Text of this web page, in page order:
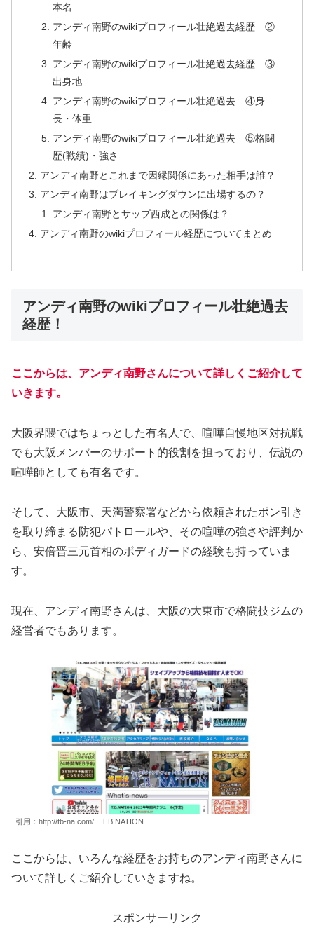
本名
アンディ南野のwikiプロフィール壮絶過去経歴 ②
年齢
アンディ南野のwikiプロフィール壮絶過去経歴 ③
出身地
アンディ南野のwikiプロフィール壮絶過去 ④身
長・体重
アンディ南野のwikiプロフィール壮絶過去 ⑤格闘
歴(戦績)・強さ
アンディ南野とこれまで因縁関係にあった相手は誰？
アンディ南野はブレイキングダウンに出場するの？
アンディ南野とサップ西成との関係は？
アンディ南野のwikiプロフィール経歴についてまとめ
アンディ南野のwikiプロフィール壮絶過去
経歴！
ここからは、アンディ南野さんについて詳しくご紹介して
いきます。
大阪界隈ではちょっとした有名人で、喧嘩自慢地区対抗戦
でも大阪メンバーのサポート的役割を担っており、伝説の
喧嘩師としても有名です。
そして、大阪市、天満警察署などから依頼されたポン引き
を取り締まる防犯パトロールや、その喧嘩の強さや評判か
ら、安倍晋三元首相のボディガードの経験も持っていま
す。
現在、アンディ南野さんは、大阪の大東市で格闘技ジムの
経営者でもあります。
引用：http://tb-na.com/ T.B NATION
ここからは、いろんな経歴をお持ちのアンディ南野さんに
ついて詳しくご紹介していきますね。
スポンサーリンク